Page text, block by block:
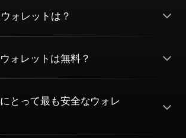
ォレットは？
ォレットは無料？
とって最も安全なウォレ